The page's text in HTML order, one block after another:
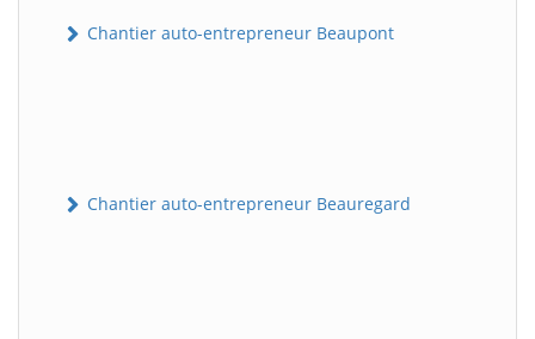
Chantier auto-entrepreneur Beaupont
Chantier auto-entrepreneur Beauregard